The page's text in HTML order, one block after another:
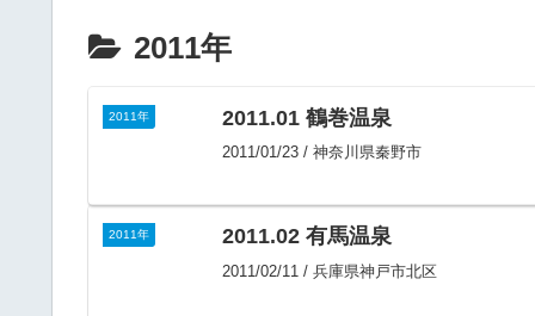
2011年
2011年 2011.01 鶴巻温泉
2011/01/23 / 神奈川県秦野市
2011年 2011.02 有馬温泉
2011/02/11 / 兵庫県神戸市北区